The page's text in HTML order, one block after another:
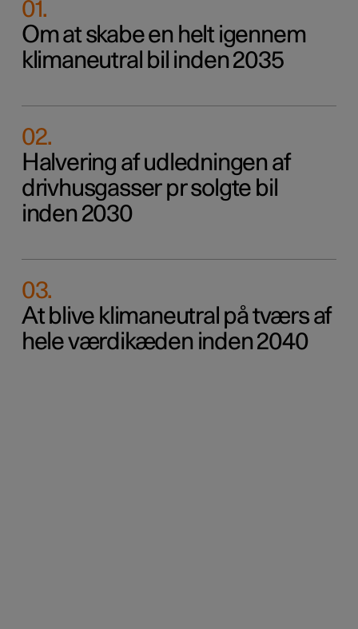
01.
Om at skabe en helt igennem
klimaneutral bil inden 2035
02.
Halvering af udledningen af
drivhusgasser pr solgte bil
inden 2030
03.
At blive klimaneutral på tværs af
hele værdikæden inden 2040